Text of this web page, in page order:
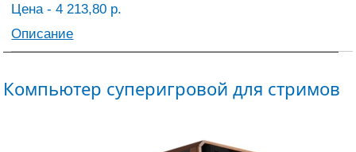
Цена - 4 213,80 р.
Описание
Компьютер суперигровой для стримов